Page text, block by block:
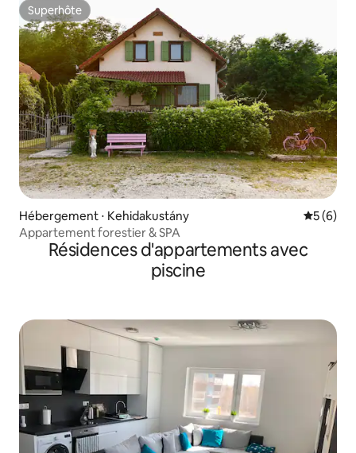
Superhôte
Superhôte
Hébergement ⋅ Kehidakustány
5 (6)
Appartement forestier & SPA
Résidences d'appartements avec
piscine